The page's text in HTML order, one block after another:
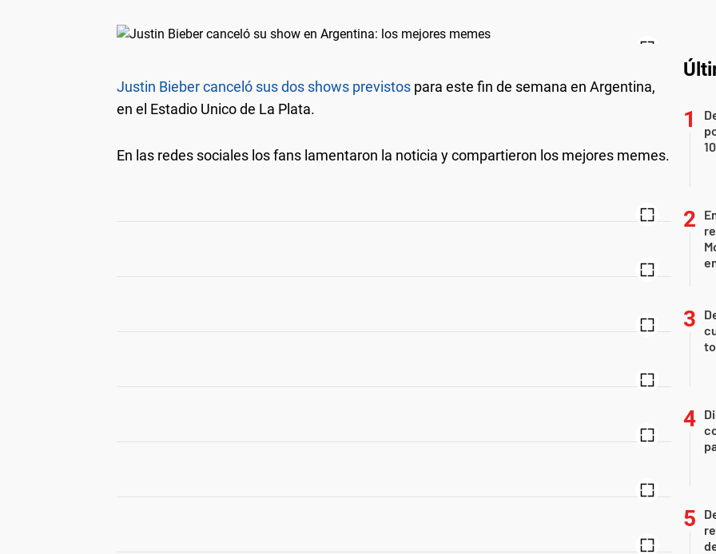
Justin Bieber canceló sus dos shows previstos para este fin de semana en Argentina,
en el Estadio Unico de La Plata.
En las redes sociales los fans lamentaron la noticia y compartieron los mejores memes.